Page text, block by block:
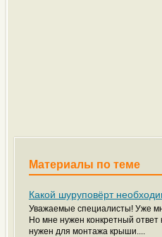
Материалы по теме
Какой шуруповёрт
Уважаемые специалисты! Уже
Но мне нужен конкретный ответ
нужен для монтажа крыши....